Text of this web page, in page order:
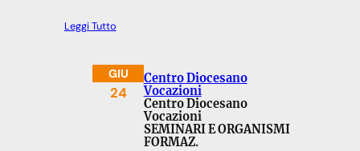
Leggi Tutto
GIU
24
Centro Diocesano
Vocazioni
Centro Diocesano
Vocazioni
SEMINARI E ORGANISMI
FORMAZ.